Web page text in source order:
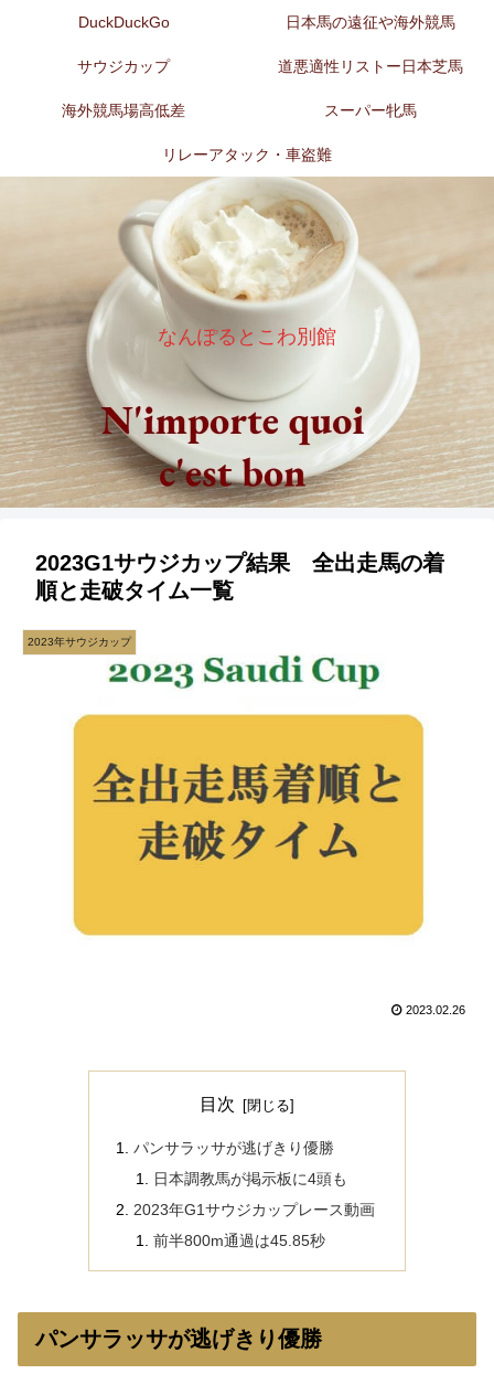
なんぽるとこわ別館
DuckDuckGo 日本馬の遠征や海外競馬
サウジカップ 道悪適性リストー日本芝馬
海外競馬場高低差 スーパー牝馬
リレーアタック・車盗難
2023G1サウジカップ結果 全出走馬の着
順と走破タイム一覧
2023年サウジカップ
2023.02.26
目次
パンサラッサが逃げきり優勝
日本調教馬が掲示板に4頭も
2023年G1サウジカップレース動画
前半800m通過は45.85秒
パンサラッサが逃げきり優勝